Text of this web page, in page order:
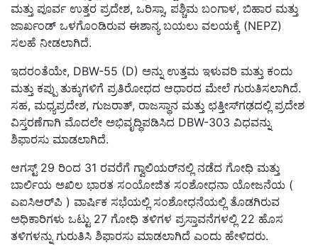
ಮತ್ತು ಪೂರ್ವ ಉತ್ತರ ಪ್ರದೇಶ, ಒರಿಸ್ಸಾ, ಪಶ್ಚಿಮ ಬಂಗಾಳ, ಬಿಹಾರ ಮತ್ತು
ಜಾರ್ಖಂಡ್ ಒಳಗೊಂಡಿರುವ ಈಶಾನ್ಯ ಬಯಲು ವಲಯಕ್ಕೆ (NEPZ)
ಸಲಹೆ ನೀಡಲಾಗಿದೆ.
ಇದರಂತೆಯೇ, DBW-55 (D) ಅನ್ನು ಉತ್ತಮ ಇಳುವರಿ ಮತ್ತು ಕಂದು
ಮತ್ತು ಕಪ್ಪು ತುಕ್ಕುಗಳಿಗೆ ಪ್ರತಿರೋಧದ ಆಧಾರದ ಮೇಲೆ ಗುರುತಿಸಲಾಗಿದೆ.
ಸಹ, ಮಧ್ಯಪ್ರದೇಶ, ಗುಜರಾತ್, ರಾಜಸ್ಥಾನ ಮತ್ತು ಛತ್ತೀಸ್‌ಗಢದಲ್ಲಿ ಪ್ರದೇಶ
ವಿಸ್ತರಣೆಗಾಗಿ ಮೊದಲೇ ಅಭಿವೃದ್ಧಿಪಡಿಸಿದ DBW-303 ವಿಧವನ್ನು
ಶಿಫಾರಸು ಮಾಡಲಾಗಿದೆ.
ಆಗಸ್ಟ್ 29 ರಿಂದ 31 ರವರೆಗೆ ಗ್ವಾಲಿಯರ್‌ನಲ್ಲಿ ನಡೆದ ಗೋಧಿ ಮತ್ತು
ಬಾರ್ಲಿಯ ಅಖಿಲ ಭಾರತ ಸಂಯೋಜಿತ ಸಂಶೋಧನಾ ಯೋಜನೆಯ (
ಎಐಸಿಆರ್‌ಪಿ ) ವಾರ್ಷಿಕ ಸಭೆಯಲ್ಲಿ ಸಂಶೋಧನೆಯಲ್ಲಿ ತೊಡಗಿರುವ
ಅಧಿಕಾರಿಗಳು ಒಟ್ಟು 27 ಗೋಧಿ ತಳಿಗಳ ಪ್ರಸ್ತಾವನೆಗಳಲ್ಲಿ 22 ಹೊಸ
ತಳಿಗಳನ್ನು ಗುರುತಿಸಿ ಶಿಫಾರಸು ಮಾಡಲಾಗಿದೆ ಎಂದು ಹೇಳಿದರು.